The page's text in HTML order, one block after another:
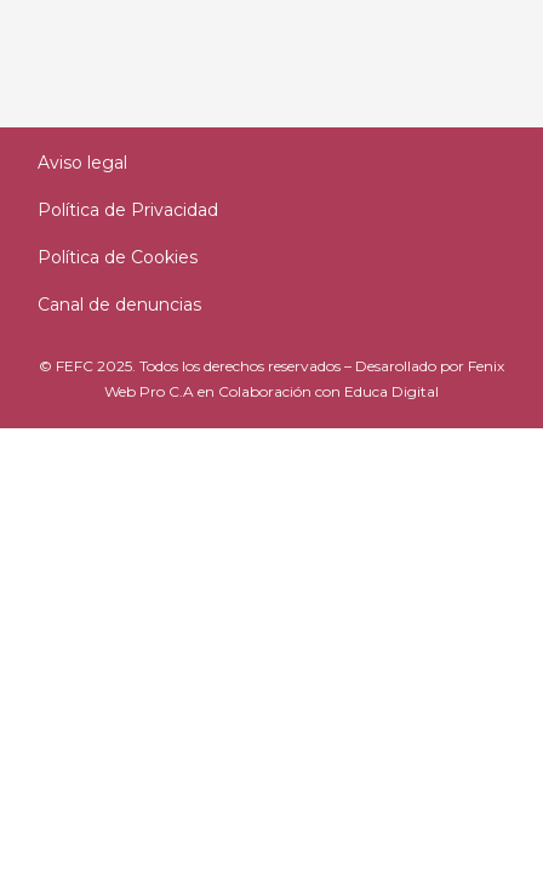
© FEFC 2025. Todos los derechos reservados – Desarollado por Fenix
Web Pro C.A en Colaboración con Educa Digital
Aviso legal
Política de Privacidad
Política de Cookies
Canal de denuncias